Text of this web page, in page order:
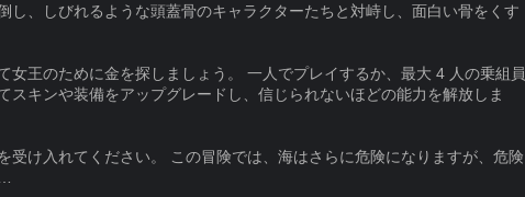
、しびれるような頭蓋骨のキャラクターたちと対峙し、面白い骨をくす
女王のために金を探しましょう。 一人でプレイするか、最大 4 人の乗組員
キンや装備をアップグレードし、信じられないほどの能力を解放しま
け入れてください。 この冒険では、海はさらに危険になりますが、危険